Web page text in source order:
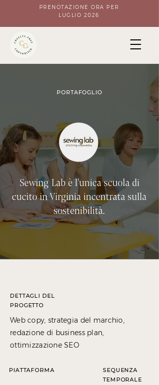
PRENOTAZIONE ORA PER
LUGLIO 2026
PORTAFOGLIO
Sewing Lab è l'unica scuola di
cucito in Virginia incentrata sulla
sostenibilità.
DETTAGLI DEL
PROGETTO
Web copy, strategia del marchio,
redazione di business plan,
ottimizzazione SEO
PIATTAFORMA
SEQUENZA
TEMPORALE